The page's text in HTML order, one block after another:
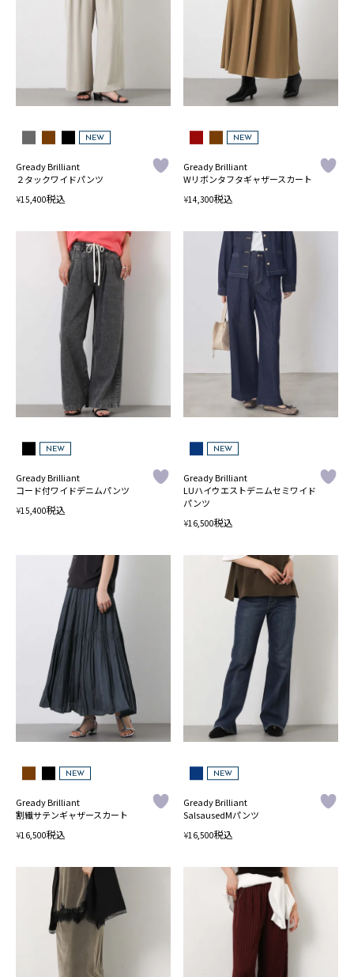
NEW
Gready Brilliant
２タックワイドパンツ
¥15,400税込
NEW
Gready Brilliant
Wリボンタフタギャザースカート
¥14,300税込
NEW
Gready Brilliant
コード付ワイドデニムパンツ
¥15,400税込
NEW
Gready Brilliant
LUハイウエストデニムセミワイド
パンツ
¥16,500税込
NEW
Gready Brilliant
割繊サテンギャザースカート
¥16,500税込
NEW
Gready Brilliant
SalsausedMパンツ
¥16,500税込